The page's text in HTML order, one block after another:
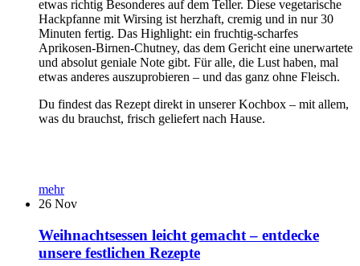
etwas richtig Besonderes auf dem Teller. Diese vegetarische
Hackpfanne mit Wirsing ist herzhaft, cremig und in nur 30
Minuten fertig. Das Highlight: ein fruchtig-scharfes
Aprikosen-Birnen-Chutney, das dem Gericht eine unerwartete
und absolut geniale Note gibt. Für alle, die Lust haben, mal
etwas anderes auszuprobieren – und das ganz ohne Fleisch.
Du findest das Rezept direkt in unserer Kochbox – mit allem,
was du brauchst, frisch geliefert nach Hause.
mehr
26 Nov
Weihnachtsessen leicht gemacht – entdecke
unsere festlichen Rezepte